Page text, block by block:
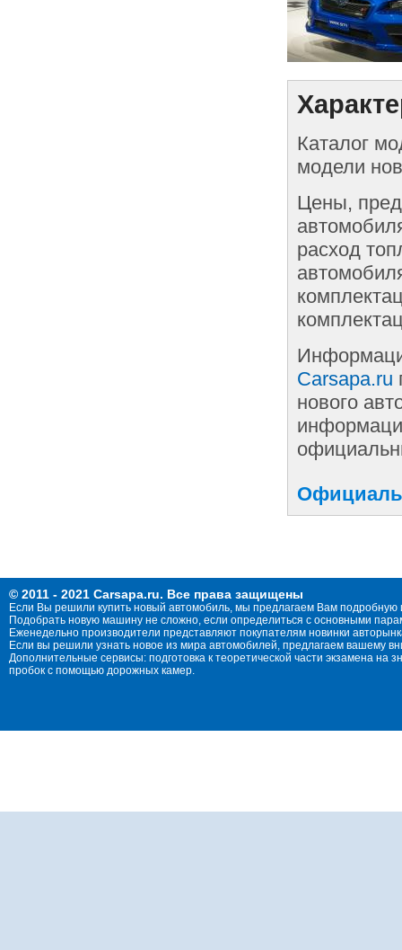
Каталог
модели
Цены,
расход
Carsapa.ru
нового
© 2011 - 2021 Carsapa.ru. Все права защищены
Если Вы решили купить новый автомобиль, мы предлагаем Вам
Подобрать новую машину не сложно, если определиться с основными
Еженедельно производители представляют покупателям новинки
Если вы решили узнать новое из мира автомобилей, предлагаем вашему
Дополнительные сервисы: подготовка к теоретической части экзамена
пробок с помощью дорожных камер.